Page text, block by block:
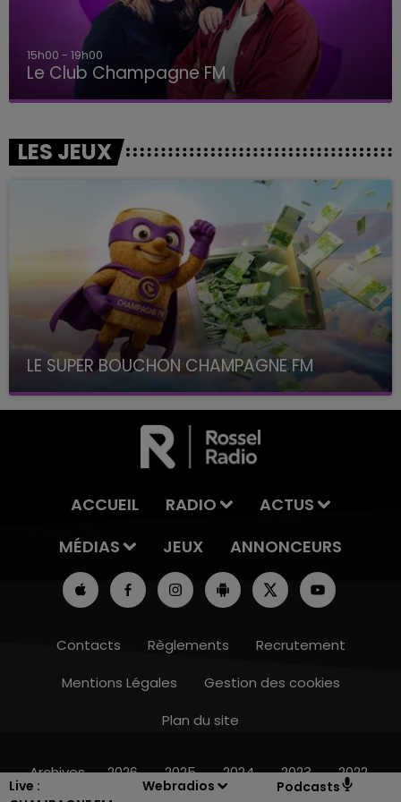
Live :
Webradios Podcasts
15h00 - 19h00
Le Club Champagne FM
LES JEUX
LE SUPER BOUCHON CHAMPAGNE FM
avec La Famille Champagne FM, à 8H10
ACCUEIL RADIO
ACTUS
MÉDIAS
JEUX ANNONCEURS
Contacts Règlements
Recrutement
Mentions Légales
Gestion des cookies
Plan du site
Archives 2026 2025 2024 2023 2022